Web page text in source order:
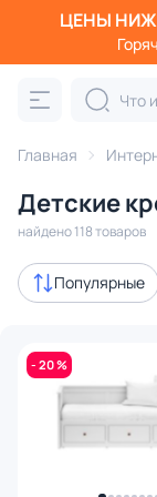
ЦЕНЫ
Главная
Детские
найдено 118 товаров
Популярные
- 20 %
Категория:
и
Акции 7
В наличии 36
Цена